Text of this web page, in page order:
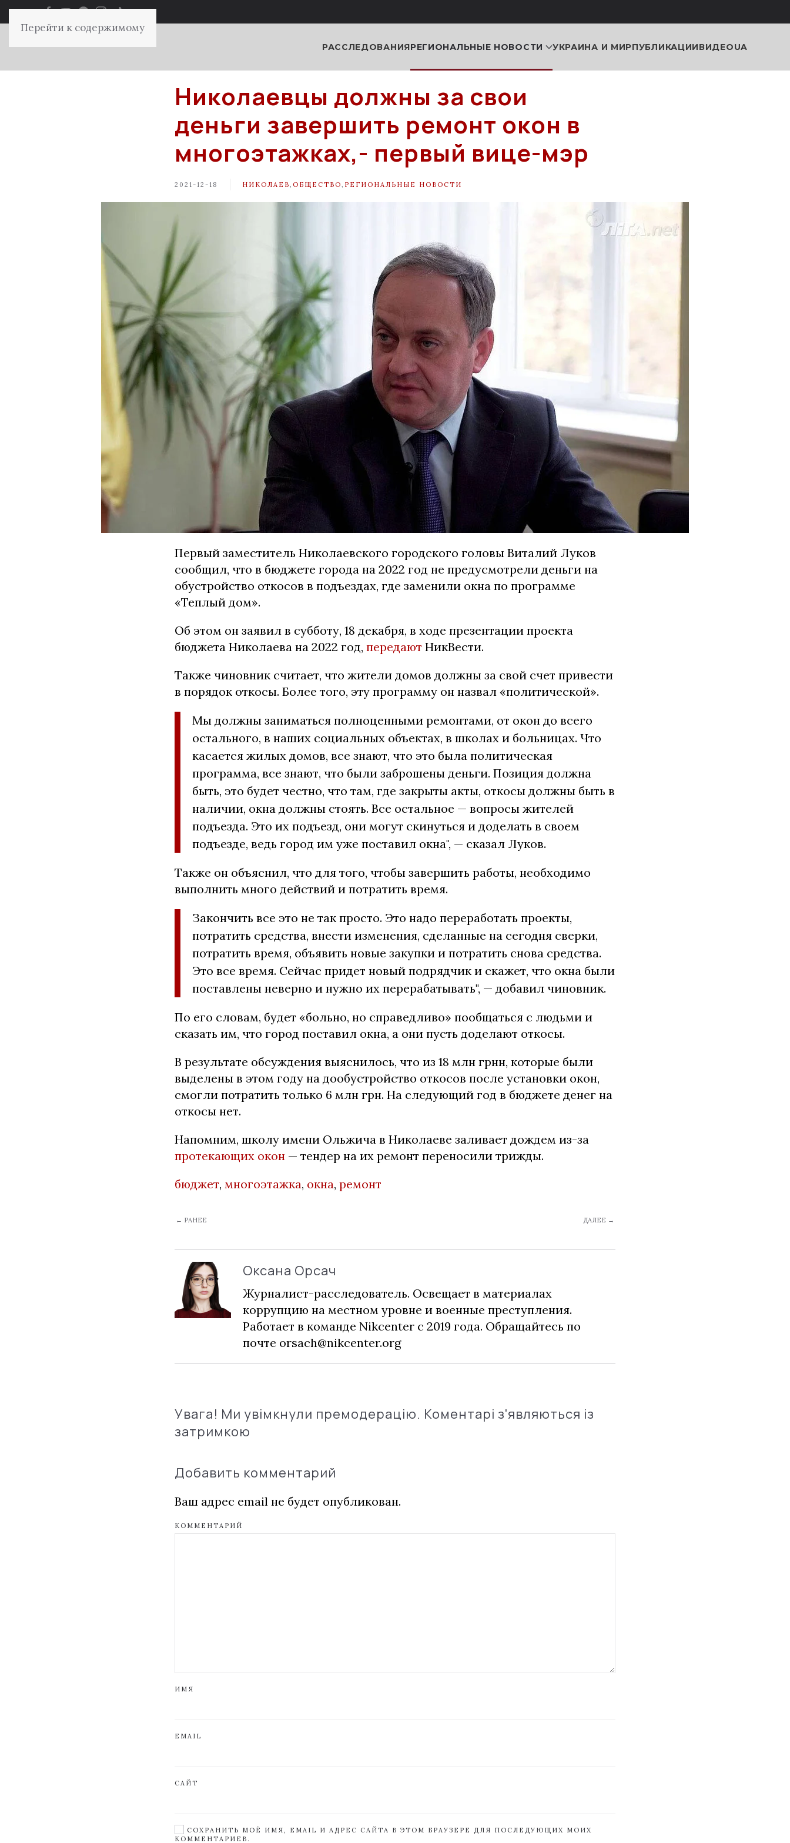
Перейти к содержимому
РАССЛЕДОВАНИЯРЕГИОНАЛЬНЫЕ НОВОСТИ УКРАИНА И МИРПУБЛИКАЦИИВИДЕОUA
Николаевцы должны за свои
деньги завершить ремонт окон в
многоэтажках,- первый вице-мэр
2021-12-18 НИКОЛАЕВ ОБЩЕСТВО РЕГИОНАЛЬНЫЕ НОВОСТИ
Первый заместитель Николаевского городского головы Виталий Луков
сообщил, что в бюджете города на 2022 год не предусмотрели деньги на
обустройство откосов в подъездах, где заменили окна по программе
«Теплый дом».
Об этом он заявил в субботу, 18 декабря, в ходе презентации проекта
бюджета Николаева на 2022 год, передают НикВести.
Также чиновник считает, что жители домов должны за свой счет привести
в порядок откосы. Более того, эту программу он назвал «политической».
Мы должны заниматься полноценными ремонтами, от окон до всего
остального, в наших социальных объектах, в школах и больницах. Что
касается жилых домов, все знают, что это была политическая
программа, все знают, что были заброшены деньги. Позиция должна
быть, это будет честно, что там, где закрыты акты, откосы должны быть в
наличии, окна должны стоять. Все остальное — вопросы жителей
подъезда. Это их подъезд, они могут скинуться и доделать в своем
подъезде, ведь город им уже поставил окна", — сказал Луков.
Также он объяснил, что для того, чтобы завершить работы, необходимо
выполнить много действий и потратить время.
Закончить все это не так просто. Это надо переработать проекты,
потратить средства, внести изменения, сделанные на сегодня сверки,
потратить время, объявить новые закупки и потратить снова средства.
Это все время. Сейчас придет новый подрядчик и скажет, что окна были
поставлены неверно и нужно их перерабатывать", — добавил чиновник.
По его словам, будет «больно, но справедливо» пообщаться с людьми и
сказать им, что город поставил окна, а они пусть доделают откосы.
В результате обсуждения выяснилось, что из 18 млн грнн, которые были
выделены в этом году на дообустройство откосов после установки окон,
смогли потратить только 6 млн грн. На следующий год в бюджете денег на
откосы нет.
Напомним, школу имени Ольжича в Николаеве заливает дождем из-за
протекающих окон — тендер на их ремонт переносили трижды.
бюджет, многоэтажка, окна, ремонт
← РАНЕЕ ДАЛЕЕ →
Оксана Орсач
Журналист-расследователь. Освещает в материалах
коррупцию на местном уровне и военные преступления.
Работает в команде Nikcenter с 2019 года. Обращайтесь по
почте orsach@nikcenter.org
Увага! Ми увімкнули премодерацію. Коментарі з'являються із
затримкою
Добавить комментарий
Ваш адрес email не будет опубликован.
КОММЕНТАРИЙ
ИМЯ
EMAIL
САЙТ
СОХРАНИТЬ МОЁ ИМЯ, EMAIL И АДРЕС САЙТА В ЭТОМ БРАУЗЕРЕ ДЛЯ ПОСЛЕДУЮЩИХ МОИХ
КОММЕНТАРИЕВ.